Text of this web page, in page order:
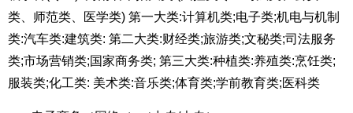
类、师范类、医学类) 第一大类:计算机类;电子类;机电与机制
类:汽车类:建筑类: 第二大类:财经类;旅游类;文秘类;司法服务
类;市场营销类;国家商务类; 第三大类:种植类:养殖类:烹饪类;
服装类;化工类: 美术类:音乐类;体育类;学前教育类;医科类